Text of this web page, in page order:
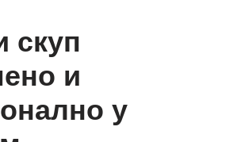
скуп
и
у